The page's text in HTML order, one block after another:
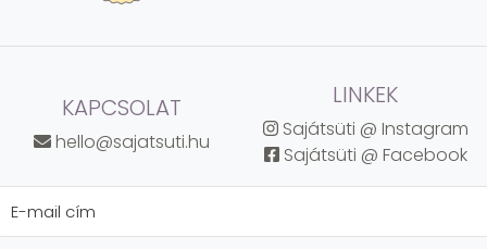
KAPCSOLAT
hello@sajatsuti.hu
LINKEK
Sajátsüti @ Instagram
Sajátsüti @ Facebook